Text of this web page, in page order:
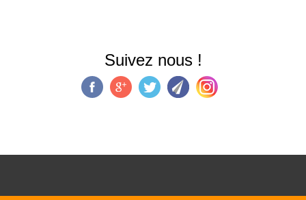
Suivez nous !